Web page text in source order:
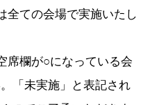
全ての会場で実施いたし
席欄が○になっている会
「未実施」と表記され